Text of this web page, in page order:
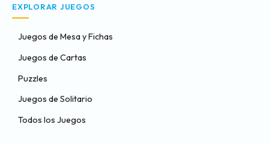
EXPLORAR JUEGOS
Juegos de Mesa y Fichas
Juegos de Cartas
Puzzles
Juegos de Solitario
Todos los Juegos